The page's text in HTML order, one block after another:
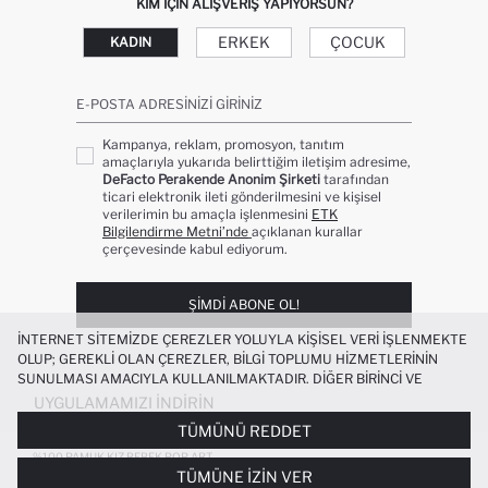
%100 PAMUK KIZ BEBEK POP ART
KIM IÇIN ALIŞVERIŞ YAPIYORSUN?
KADIN ERKEK ÇOCUK
E-POSTA ADRESINIZI GIRINIZ
Kampanya, reklam, promosyon, tanıtım
amaçlarıyla yukarıda belirttiğim iletişim adresime,
DeFacto Perakende Anonim Şirketi tarafından
ticari elektronik ileti gönderilmesini ve kişisel
verilerimin bu amaçla işlenmesini ETK
Bilgilendirme Metni’nde açıklanan kurallar
çerçevesinde kabul ediyorum.
ŞIMDI ABONE OL!
UYGULAMAMIZI İNDIRIN
İNTERNET SITEMIZDE ÇEREZLER YOLUYLA KIŞISEL VERI IŞLENMEKTE
OLUP; GEREKLI OLAN ÇEREZLER, BILGI TOPLUMU HIZMETLERININ
SUNULMASI AMACIYLA KULLANILMAKTADIR. DIĞER BIRINCI VE
ÜÇÜNCÜ TARAF ÇEREZLER ISE SIZE DAHA IYI BIR ALIŞVERIŞ
DENEYIMI SUNULABILMESI, SITEMIZIN DAHA IŞLEVSEL KILINMASI VE
KIŞISELLEŞTIRMESI VE AÇIK RIZA VERMENIZ HALINDE, SIZLERE
YÖNELIK PAZARLAMA FAALIYETLERININ YAPILMASI AMAÇLARIYLA
SINIRLI OLARAK KULLANILACAKTIR. ÇEREZLERE DAIR TERCIHLERINIZI
TÜMÜNÜ REDDET
TÜMÜNE İZIN VER